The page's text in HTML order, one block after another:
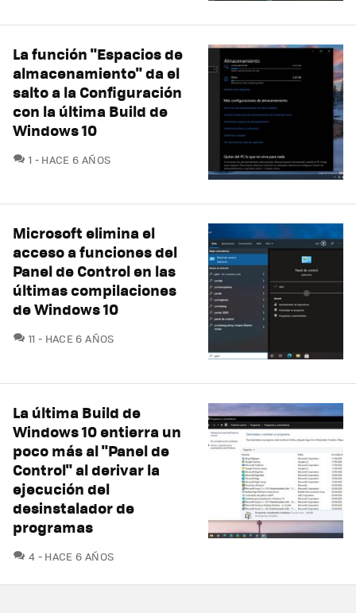
La función "Espacios de
almacenamiento" da el
salto a la Configuración
con la última Build de
Windows 10
1 COMENTARIOS
HACE 6 AÑOS
Microsoft elimina el
acceso a funciones del
Panel de Control en las
últimas compilaciones
de Windows 10
11 COMENTARIOS
HACE 6 AÑOS
La última Build de
Windows 10 entierra un
poco más al "Panel de
Control" al derivar la
ejecución del
desinstalador de
programas
4 COMENTARIOS
HACE 6 AÑOS